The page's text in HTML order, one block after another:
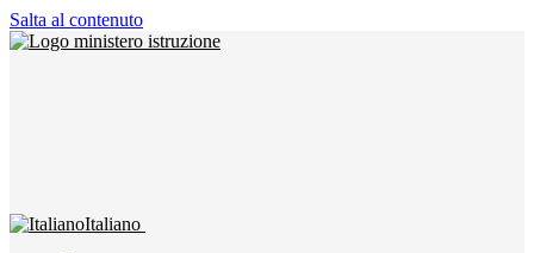
Salta al contenuto
Italiano